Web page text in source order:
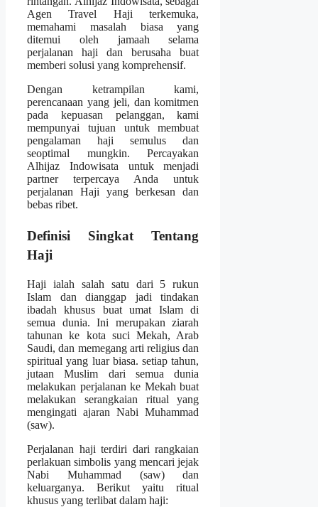
Agen Travel Haji terkemuka,
memahami masalah biasa yang
ditemui oleh jamaah selama
perjalanan haji dan berusaha buat
memberi solusi yang komprehensif.
Dengan ketrampilan kami,
perencanaan yang jeli, dan komitmen
pada kepuasan pelanggan, kami
mempunyai tujuan untuk membuat
pengalaman haji semulus dan
seoptimal mungkin. Percayakan
Alhijaz Indowisata untuk menjadi
partner terpercaya Anda untuk
perjalanan Haji yang berkesan dan
bebas ribet.
Definisi Singkat Tentang
Haji
Haji ialah salah satu dari 5 rukun
Islam dan dianggap jadi tindakan
ibadah khusus buat umat Islam di
semua dunia. Ini merupakan ziarah
tahunan ke kota suci Mekah, Arab
Saudi, dan memegang arti religius dan
spiritual yang luar biasa. setiap tahun,
jutaan Muslim dari semua dunia
melakukan perjalanan ke Mekah buat
melakukan serangkaian ritual yang
mengingati ajaran Nabi Muhammad
(saw).
Perjalanan haji terdiri dari rangkaian
perlakuan simbolis yang mencari jejak
Nabi Muhammad (saw) dan
keluarganya. Berikut yaitu ritual
khusus yang terlibat dalam haji: